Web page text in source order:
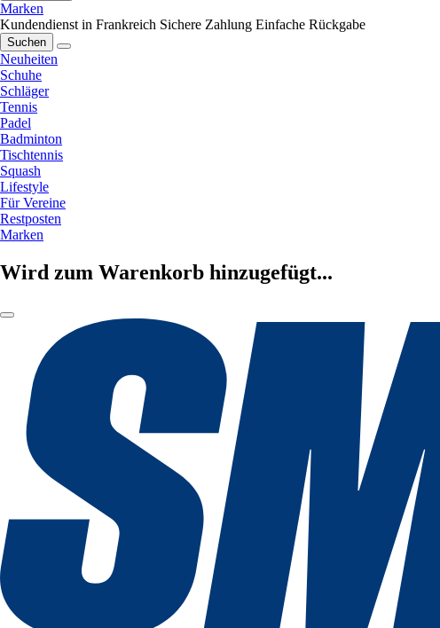
Marken
Kundendienst in Frankreich Sichere Zahlung Einfache Rückgabe
Suchen
Neuheiten
Schuhe
Schläger
Tennis
Padel
Badminton
Tischtennis
Squash
Lifestyle
Für Vereine
Restposten
Marken
Wird zum Warenkorb hinzugefügt...